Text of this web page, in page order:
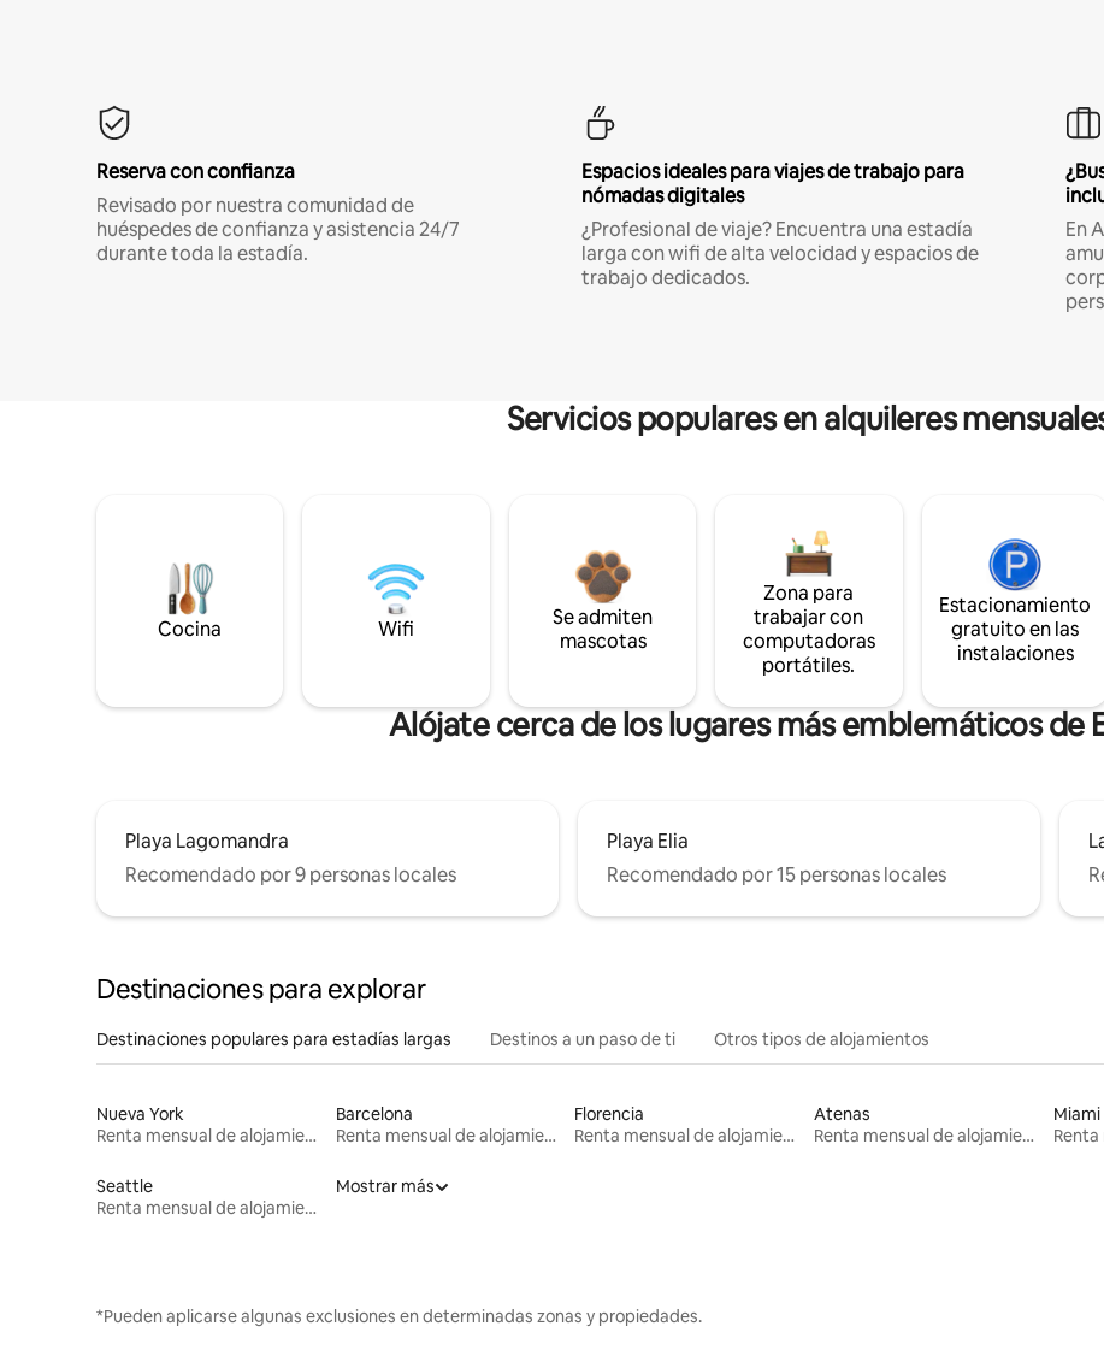
Reserva con confianza
Revisado por nuestra comunidad de
huéspedes de confianza y asistencia 24/7
durante toda la estadía.
Espacios ideales para viajes de trabajo para
nómadas digitales
¿Profesional de viaje? Encuentra una estadía
larga con wifi de alta velocidad y espacios de
trabajo dedicados.
En
Servicios populares en alquileres
Cocina Wifi
Se admiten
mascotas
Zona para
trabajar con
computadoras
portátiles.
Estacionamiento
gratuito en las
instalaciones
Alójate cerca de los lugares más emblemáticos de
Playa Lagomandra
Recomendado por 9 personas locales
Playa Elia
Recomendado por 15 personas locales
Destinaciones para explorar
Destinaciones populares para estadías largas Destinos a un paso de ti Otros tipos de alojamientos
Nueva York
Renta mensual de alojamientos
Barcelona
Renta mensual de alojamientos
Florencia
Renta mensual de alojamientos
Atenas
Renta mensual de alojamientos
Miami
Seattle
Renta mensual de alojamientos
Mostrar más
*Pueden aplicarse algunas exclusiones en determinadas zonas y propiedades.